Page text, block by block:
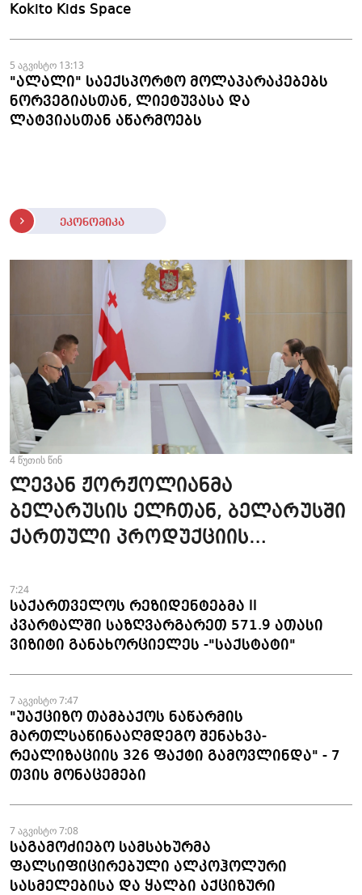
Kokito Kids Space
5 აგვისტო 13:13
"ალალი" საექსპორტო მოლაპარაკებებს
ნორვეგიასთან, ლიეტუვასა და
ლატვიასთან აწარმოებს
ეკონომიკა
4 წუთის წინ
ლევან ჟორჟოლიანმა
ბელარუსის ელჩთან, ბელარუსში
ქართული პროდუქციის
პერსპექტივები განიხილა
7:24
საქართველოს რეზიდენტებმა II
კვარტალში საზღვარგარეთ 571.9 ათასი
ვიზიტი განახორციელეს -"საქსტატი"
7 აგვისტო 7:47
"უაქციზო თამბაქოს ნაწარმის
მართლსაწინააღმდეგო შენახვა-
რეალიზაციის 326 ფაქტი გამოვლინდა" - 7
თვის მონაცემები
7 აგვისტო 7:08
საგამოძიებო სამსახურმა
ფალსიფიცირებული ალკოჰოლური
სასმელებისა და ყალბი აქციზური